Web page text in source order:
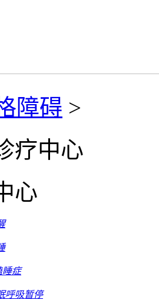
障碍 >
疗中心
心
睡症
呼吸暂停